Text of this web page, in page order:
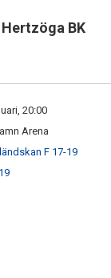
Hertzöga BK
20:00
Arena
F 17-19